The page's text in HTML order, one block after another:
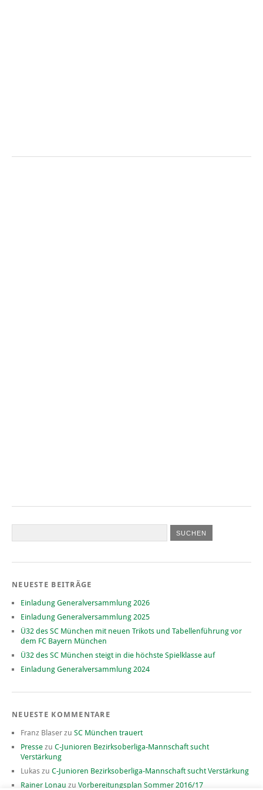
NEUESTE BEITRÄGE
Einladung Generalversammlung 2026
Einladung Generalversammlung 2025
Ü32 des SC München mit neuen Trikots und Tabellenführung vor
dem FC Bayern München
Ü32 des SC München steigt in die höchste Spielklasse auf
Einladung Generalversammlung 2024
NEUESTE KOMMENTARE
Franz Blaser zu SC München trauert
Presse zu C-Junioren Bezirksoberliga-Mannschaft sucht
Verstärkung
Lukas zu C-Junioren Bezirksoberliga-Mannschaft sucht Verstärkung
Rainer Lonau zu Vorbereitungsplan Sommer 2016/17